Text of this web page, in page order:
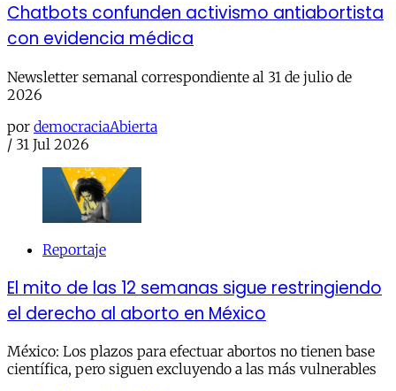
Chatbots confunden activismo antiabortista
con evidencia médica
Newsletter semanal correspondiente al 31 de julio de
2026
por democraciaAbierta
/ 31 Jul 2026
Reportaje
El mito de las 12 semanas sigue restringiendo
el derecho al aborto en México
México: Los plazos para efectuar abortos no tienen base
científica, pero siguen excluyendo a las más vulnerables